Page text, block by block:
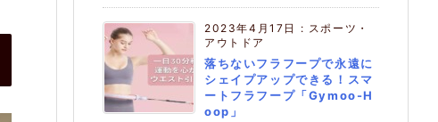
2023年4月17日 : スポーツ・
アウトドア
落ちないフラフープで永遠に
シェイプアップできる！スマ
ートフラフープ「Gymoo-H
oop」